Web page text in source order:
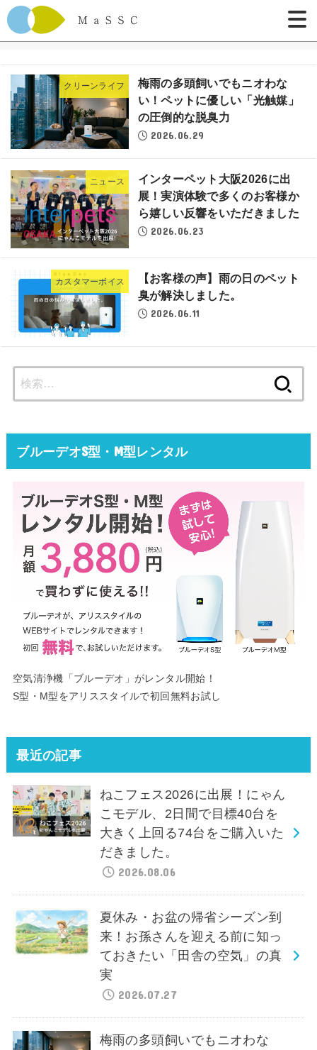
クリーンライフ
梅雨の多頭飼いでもニオわな
い！ペットに優しい「光触媒」
の圧倒的な脱臭力
2026.06.29
ニュース
インターペット大阪2026に出
展！実演体験で多くのお客様か
ら嬉しい反響をいただきました
2026.06.23
カスタマーボイス
【お客様の声】雨の日のペット
臭が解決しました。
2026.06.11
ブルーデオS型・M型レンタル
空気清浄機「ブルーデオ」がレンタル開始！
S型・M型をアリススタイルで初回無料お試し
最近の記事
ねこフェス2026に出展！にゃん
こモデル、2日間で目標40台を
大きく上回る74台をご購入いた
だきました。
2026.08.06
夏休み・お盆の帰省シーズン到
来！お孫さんを迎える前に知っ
ておきたい「田舎の空気」の真
実
2026.07.27
梅雨の多頭飼いでもニオわな